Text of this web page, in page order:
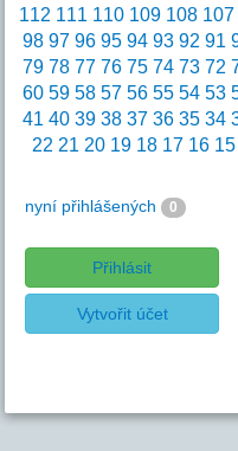
112 111 110 109 108 107
98 97 96 95 94 93 92 91
79 78 77 76 75 74 73 72
60 59 58 57 56 55 54 53
41 40 39 38 37 36 35 34
22 21 20 19 18 17 16 15
nyní přihlášených 0
Přihlásit
Vytvořit účet